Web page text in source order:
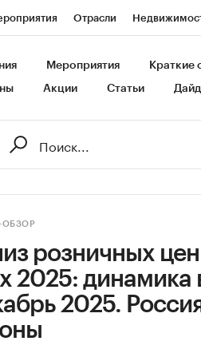
Отрасли
Газета Спецпроекты
Мероприятия Краткие
Акции Статьи
ОБЗОР
розничных
2025:
2025.